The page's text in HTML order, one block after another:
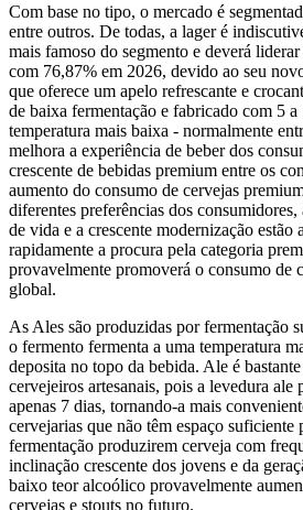
Com base no tipo, o mercado é
entre outros. De todas, a lager é
mais famoso do segmento e deverá
com 76,87% em 2026, devido ao seu
que oferece um apelo refrescante e
de baixa fermentação e fabricado com 5
temperatura mais baixa - normalmente
melhora a experiência de beber dos
crescente de bebidas premium entre os
aumento do consumo de cervejas
diferentes preferências dos
de vida e a crescente modernização estão
rapidamente a procura pela categoria
provavelmente promoverá o consumo de
global.
As Ales são produzidas por fermentação
o fermento fermenta a uma temperatura
deposita no topo da bebida. Ale é
cervejeiros artesanais, pois a levedura ale
apenas 7 dias, tornando-a mais
cervejarias que não têm espaço suficiente
fermentação produzirem cerveja com
inclinação crescente dos jovens e da
baixo teor alcoólico provavelmente
cervejas e stouts no futuro.